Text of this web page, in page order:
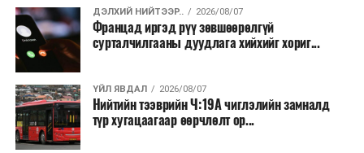
болдог. Зарим технологийн хувьд шаталтын дараа
үлдэх үнснээс фосфор зэрэг ашигт эрдсийг сэргээн
авах боломжтой аж.
Япон, Герман, Швейцар, Нидерланд, Өмнөд Солонгос
зэрэг улс лаг хатаах, шатаах технологийг ашиглаж
байна. Тухайлбал, Германд лаг шатаах үйлдвэрээс
гарсан үнснээс фосфор сэргээн авах технологи
ДЭЛХИЙ НИЙТЭЭР.. 2026/08/07
Францад иргэд рүү зөвшөөрөлгүй
сурталчилгааны дуудлага хийхийг хориг...
ҮЙЛ ЯВДАЛ 2026/08/07
Нийтийн тээврийн Ч:19А чиглэлийн замналд
түр хугацаагаар өөрчлөлт ор...